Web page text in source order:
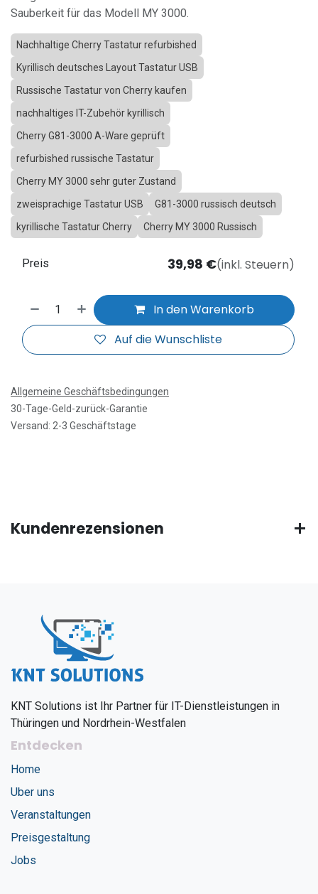
Sauberkeit für das Modell MY 3000.
Nachhaltige Cherry Tastatur refurbished
Kyrillisch deutsches Layout Tastatur USB
Russische Tastatur von Cherry kaufen
nachhaltiges IT-Zubehör kyrillisch
Cherry G81-3000 A-Ware geprüft
refurbished russische Tastatur
Cherry MY 3000 sehr guter Zustand
zweisprachige Tastatur USB
G81-3000 russisch deutsch
kyrillische Tastatur Cherry
Cherry MY 3000 Russisch
In den Warenkorb
Auf die Wunschliste
Preis 39,98 €(inkl. Steuern)
Allgemeine Geschäftsbedingungen
30-Tage-Geld-zurück-Garantie
Versand: 2-3 Geschäftstage
Kundenrezensionen
KNT Solutions ist Ihr Partner für IT-Dienstleistungen in
Thüringen und Nordrhein-Westfalen
Entdecken
Home
Uber uns
Veranstaltungen
Preisgestaltung
Jobs